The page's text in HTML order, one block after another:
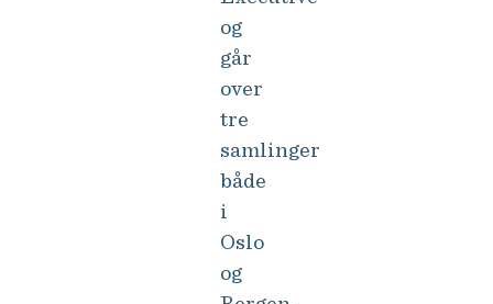
og
går
over
tre
samlinger
både
i
Oslo
og